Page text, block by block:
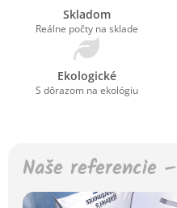
Skladom
Reálne počty na sklade
Ekologické
S dôrazom na ekológiu
Naše referencie